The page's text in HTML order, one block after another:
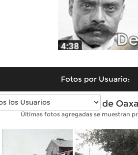
Fotos por Usuario:
Fotos antiguas de
Últimas fotos agregadas se muestran